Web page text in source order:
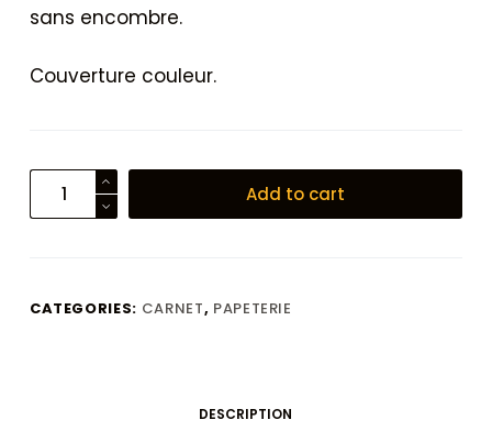
sans encombre.
Couverture couleur.
carnet
Carnet
Add to cart
CATEGORIES: CARNET, PAPETERIE
DESCRIPTION